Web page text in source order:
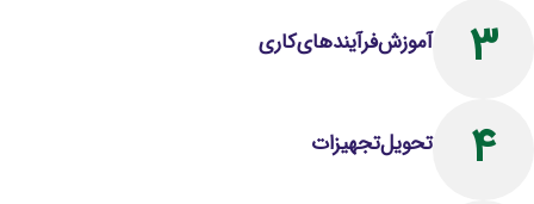
3 آموزش‌فرآیندهای‌کاری
4 تحویل‌تجهیزات